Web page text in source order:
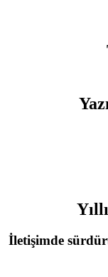
İletişimde